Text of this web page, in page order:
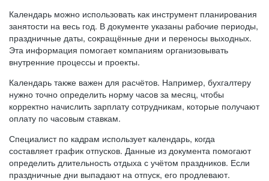
Календарь можно использовать как инструмент планирования
занятости на весь год. В документе указаны рабочие периоды,
праздничные даты, сокращённые дни и переносы выходных.
Эта информация помогает компаниям организовывать
внутренние процессы и проекты.
Календарь также важен для расчётов. Например, бухгалтеру
нужно точно определить норму часов за месяц, чтобы
корректно начислить зарплату сотрудникам, которые получают
оплату по часовым ставкам.
Специалист по кадрам использует календарь, когда
составляет график отпусков. Данные из документа помогают
определить длительность отдыха с учётом праздников. Если
праздничные дни выпадают на отпуск, его продлевают.